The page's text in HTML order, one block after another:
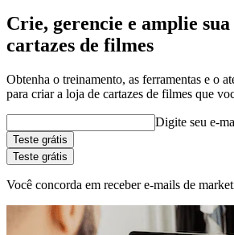
Crie, gerencie e amplie
cartazes de filmes
Obtenha o treinamento, as ferramentas e o
para criar a loja de cartazes de filmes que
Digite seu e-
Teste grátis
Teste grátis
Você concorda em receber e-mails de